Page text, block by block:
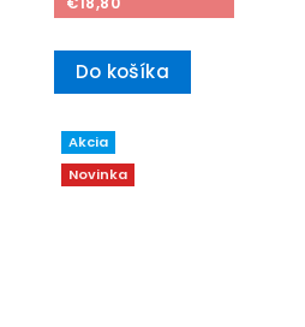
Do košíka
Akcia
Novinka